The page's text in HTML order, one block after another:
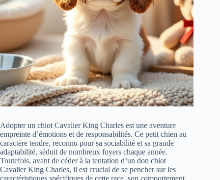
Adopter un chiot Cavalier King Charles est une aventure
empreinte d’émotions et de responsabilités. Ce petit chien au
caractère tendre, reconnu pour sa sociabilité et sa grande
adaptabilité, séduit de nombreux foyers chaque année.
Toutefois, avant de céder à la tentation d’un don chiot
Cavalier King Charles, il est crucial de se pencher sur les